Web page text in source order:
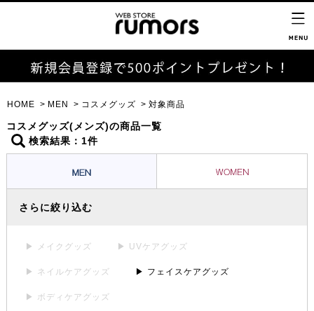
HOME MEN コスメグッズ 対象商品
コスメグッズ(メンズ)の商品一覧
検索結果：1件
さらに絞り込む
▶ メイクグッズ ▶ UVケアグッズ
▶ ネイルケアグッズ ▶ フェイスケアグッズ
▶ ボディケアグッズ